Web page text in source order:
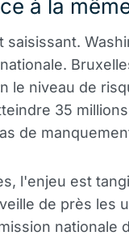
à la
le niveau de
35
de
l'enjeu est
de près les
nationale